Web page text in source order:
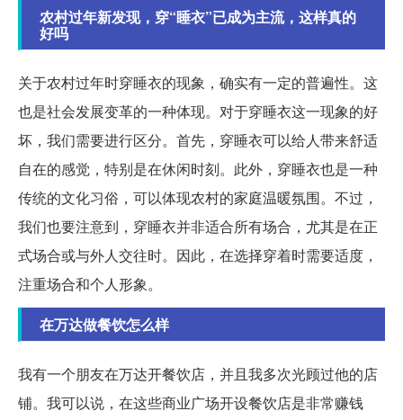
农村过年新发现，穿“睡衣”已成为主流，这样真的
好吗
关于农村过年时穿睡衣的现象，确实有一定的普遍性。这
也是社会发展变革的一种体现。对于穿睡衣这一现象的好
坏，我们需要进行区分。首先，穿睡衣可以给人带来舒适
自在的感觉，特别是在休闲时刻。此外，穿睡衣也是一种
传统的文化习俗，可以体现农村的家庭温暖氛围。不过，
我们也要注意到，穿睡衣并非适合所有场合，尤其是在正
式场合或与外人交往时。因此，在选择穿着时需要适度，
注重场合和个人形象。
在万达做餐饮怎么样
我有一个朋友在万达开餐饮店，并且我多次光顾过他的店
铺。我可以说，在这些商业广场开设餐饮店是非常赚钱